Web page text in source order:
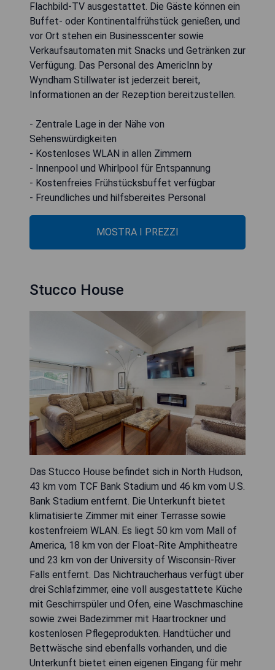
Flachbild-TV ausgestattet. Die Gäste können ein
Buffet- oder Kontinentalfrühstück genießen, und
vor Ort stehen ein Businesscenter sowie
Verkaufsautomaten mit Snacks und Getränken zur
Verfügung. Das Personal des AmericInn by
Wyndham Stillwater ist jederzeit bereit,
Informationen an der Rezeption bereitzustellen.
- Zentrale Lage in der Nähe von
Sehenswürdigkeiten
- Kostenloses WLAN in allen Zimmern
- Innenpool und Whirlpool für Entspannung
- Kostenfreies Frühstücksbuffet verfügbar
- Freundliches und hilfsbereites Personal
MOSTRA I PREZZI
Stucco House
Das Stucco House befindet sich in North Hudson,
43 km vom TCF Bank Stadium und 46 km vom U.S.
Bank Stadium entfernt. Die Unterkunft bietet
klimatisierte Zimmer mit einer Terrasse sowie
kostenfreiem WLAN. Es liegt 50 km vom Mall of
America, 18 km von der Float-Rite Amphitheatre
und 23 km von der University of Wisconsin-River
Falls entfernt. Das Nichtraucherhaus verfügt über
drei Schlafzimmer, eine voll ausgestattete Küche
mit Geschirrspüler und Ofen, eine Waschmaschine
sowie zwei Badezimmer mit Haartrockner und
kostenlosen Pflegeprodukten. Handtücher und
Bettwäsche sind ebenfalls vorhanden, und die
Unterkunft bietet einen eigenen Eingang für mehr